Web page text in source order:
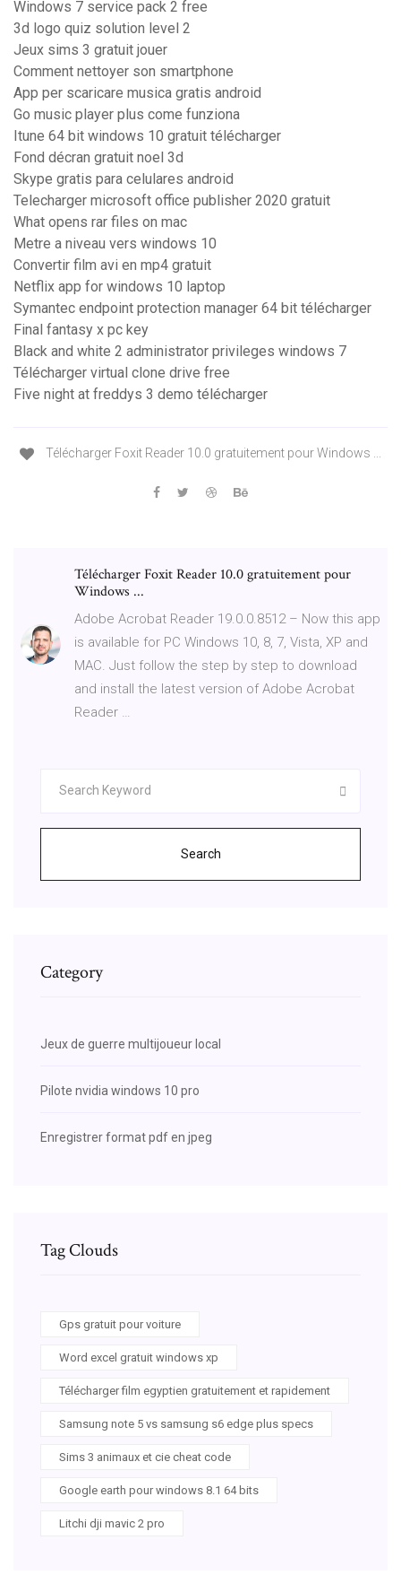
Windows 7 service pack 2 free
3d logo quiz solution level 2
Jeux sims 3 gratuit jouer
Comment nettoyer son smartphone
App per scaricare musica gratis android
Go music player plus come funziona
Itune 64 bit windows 10 gratuit télécharger
Fond décran gratuit noel 3d
Skype gratis para celulares android
Telecharger microsoft office publisher 2020 gratuit
What opens rar files on mac
Metre a niveau vers windows 10
Convertir film avi en mp4 gratuit
Netflix app for windows 10 laptop
Symantec endpoint protection manager 64 bit télécharger
Final fantasy x pc key
Black and white 2 administrator privileges windows 7
Télécharger virtual clone drive free
Five night at freddys 3 demo télécharger
Télécharger Foxit Reader 10.0 gratuitement pour Windows ...
Télécharger Foxit Reader 10.0 gratuitement pour
Windows ...
Adobe Acrobat Reader 19.0.0.8512 – Now this app
is available for PC Windows 10, 8, 7, Vista, XP and
MAC. Just follow the step by step to download
and install the latest version of Adobe Acrobat
Reader …
Search
Category
Jeux de guerre multijoueur local
Pilote nvidia windows 10 pro
Enregistrer format pdf en jpeg
Tag Clouds
Gps gratuit pour voiture
Word excel gratuit windows xp
Télécharger film egyptien gratuitement et rapidement
Samsung note 5 vs samsung s6 edge plus specs
Sims 3 animaux et cie cheat code
Google earth pour windows 8.1 64 bits
Litchi dji mavic 2 pro